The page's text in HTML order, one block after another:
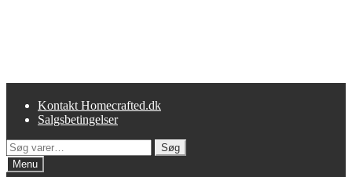
Kontakt Homecrafted.dk
Salgsbetingelser
Søg
efter:
Søg
Menu